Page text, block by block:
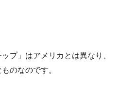
プ」はアメリカとは異なり、
のなのです。